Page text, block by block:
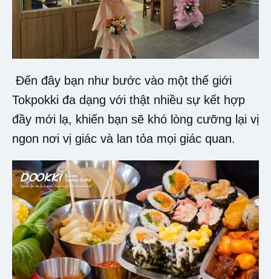
Đến đây bạn như bước vào một thế giới
Tokpokki đa dạng với thật nhiều sự kết hợp
đầy mới lạ, khiến bạn sẽ khó lòng cưỡng lại vị
ngon nơi vị giác và lan tỏa mọi giác quan.